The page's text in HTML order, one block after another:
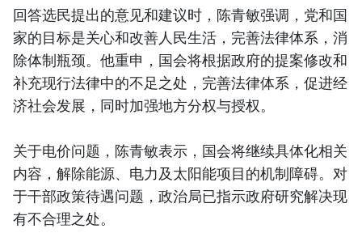
回答选民提出的意见和建议时，陈青敏强调，党和国
家的目标是关心和改善人民生活，完善法律体系，消
除体制瓶颈。他重申，国会将根据政府的提案修改和
补充现行法律中的不足之处，完善法律体系，促进经
济社会发展，同时加强地方分权与授权。
关于电价问题，陈青敏表示，国会将继续具体化相关
内容，解除能源、电力及太阳能项目的机制障碍。对
于干部政策待遇问题，政治局已指示政府研究解决现
有不合理之处。